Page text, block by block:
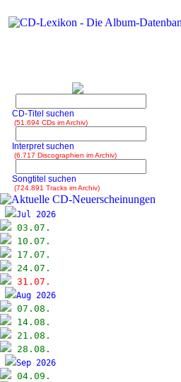
CD-Titel suchen
(51.694 CDs im Archiv)
Interpret suchen
(6.717 Discographien im Archiv)
Songtitel suchen
(724.891 Tracks im Archiv)
Jul 2026
03.07.
10.07.
17.07.
24.07.
31.07.
Aug 2026
07.08.
14.08.
21.08.
28.08.
Sep 2026
04.09.